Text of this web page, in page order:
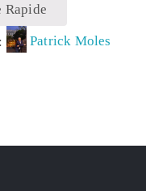
Rapide
Patrick Moles